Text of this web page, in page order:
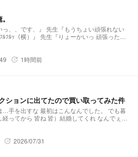
先生『もうちょい頑張れない
update 1時間前
ションに出てたので買い取ってみた件
はこんなんでした。 でも暮
）結婚してくれ なんでぇ
update 2026/07/31